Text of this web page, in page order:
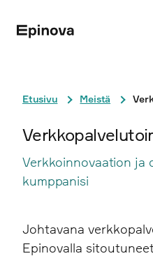
Etusivu Meistä
Verkkoinnovaation ja
kumppanisi
Johtavana
Epinovalla